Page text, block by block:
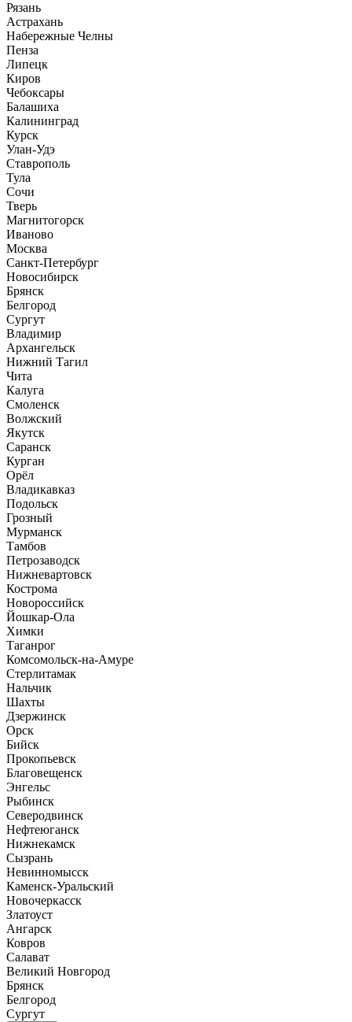
Рязань
Астрахань
Набережные Челны
Пенза
Липецк
Киров
Чебоксары
Балашиха
Калининград
Курск
Улан-Удэ
Ставрополь
Тула
Сочи
Тверь
Магнитогорск
Иваново
Москва
Санкт-Петербург
Новосибирск
Брянск
Белгород
Сургут
Владимир
Архангельск
Нижний Тагил
Чита
Калуга
Смоленск
Волжский
Якутск
Саранск
Курган
Орёл
Владикавказ
Подольск
Грозный
Мурманск
Тамбов
Петрозаводск
Нижневартовск
Кострома
Новороссийск
Йошкар-Ола
Химки
Таганрог
Комсомольск-на-Амуре
Стерлитамак
Нальчик
Шахты
Дзержинск
Орск
Бийск
Прокопьевск
Благовещенск
Энгельс
Рыбинск
Северодвинск
Нефтеюганск
Нижнекамск
Сызрань
Невинномысск
Каменск-Уральский
Новочеркасск
Златоуст
Ангарск
Ковров
Салават
Великий Новгород
Брянск
Белгород
Сургут